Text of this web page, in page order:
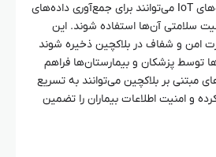
در حوزه سلامت، دستگاه‌های IoT می‌توانند برای جمع‌آوری داده‌های
سلامتی آن‌ها استفاده شوند. این
امن و شفاف در بلاکچین ذخیره شوند
توسط پزشکان و بیمارستان‌ها فراهم
مبتنی بر بلاکچین می‌توانند به تسریع
و امنیت اطلاعات بیماران را تضمین